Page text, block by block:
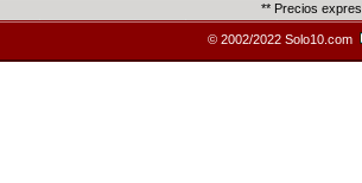
** Precios
© 2002/2022 Solo10.com